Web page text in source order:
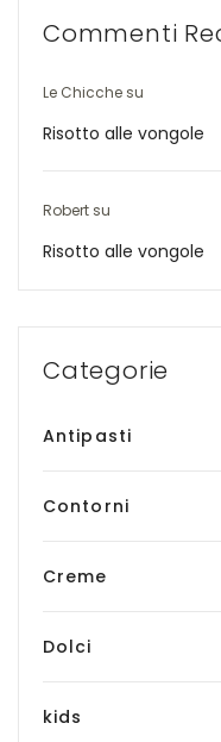
Commenti
Le Chicche su
Risotto alle vongole
Robert su
Risotto alle vongole
Categorie
Antipasti
Contorni
Creme
Dolci
kids